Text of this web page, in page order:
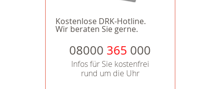
Kostenlose DRK-Hotline.
Wir beraten Sie gerne.
08000 365 000
Infos für Sie kostenfrei
rund um die Uhr